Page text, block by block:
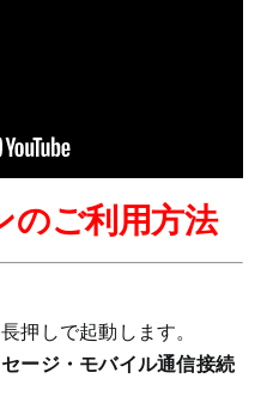
のご利用方法
押しで起動します。
ージ・モバイル通信接続